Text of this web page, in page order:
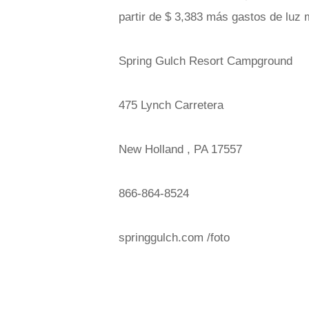
partir de $ 3,383 más gastos de luz
Spring Gulch Resort Campground
475 Lynch Carretera
New Holland , PA 17557
866-864-8524
springgulch.com /foto